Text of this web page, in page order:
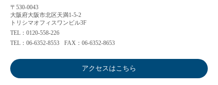
〒530-0043
大阪府大阪市北区天満1-5-2
トリシマオフィスワンビル3F
TEL：0120-558-226
TEL：06-6352-8553
FAX：06-6352-8653
アクセスはこちら